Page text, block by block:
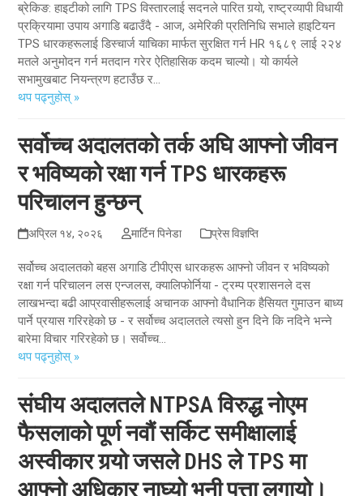
ब्रेकिङ: हाइटीको लागि TPS विस्तारलाई सदनले पारित गर्‍यो, राष्ट्रव्यापी विधायी
प्रक्रियामा उपाय अगाडि बढाउँदै - आज, अमेरिकी प्रतिनिधि सभाले हाइटियन
TPS धारकहरूलाई डिस्चार्ज याचिका मार्फत सुरक्षित गर्न HR १६८९ लाई २२४
मतले अनुमोदन गर्न मतदान गरेर ऐतिहासिक कदम चाल्यो। यो कार्यले
सभामुखबाट नियन्त्रण हटाउँछ र…
थप पढ्नुहोस् »
सर्वोच्च अदालतको तर्क अघि आफ्नो जीवन
र भविष्यको रक्षा गर्न TPS धारकहरू
परिचालन हुन्छन्
अप्रिल १४, २०२६ मार्टिन पिनेडा प्रेस विज्ञप्ति
सर्वोच्च अदालतको बहस अगाडि टीपीएस धारकहरू आफ्नो जीवन र भविष्यको
रक्षा गर्न परिचालन लस एन्जलस, क्यालिफोर्निया - ट्रम्प प्रशासनले दस
लाखभन्दा बढी आप्रवासीहरूलाई अचानक आफ्नो वैधानिक हैसियत गुमाउन बाध्य
पार्ने प्रयास गरिरहेको छ - र सर्वोच्च अदालतले त्यसो हुन दिने कि नदिने भन्ने
बारेमा विचार गरिरहेको छ। सर्वोच्च…
थप पढ्नुहोस् »
संघीय अदालतले NTPSA विरुद्ध नोएम
फैसलाको पूर्ण नवौं सर्किट समीक्षालाई
अस्वीकार गर्‍यो जसले DHS ले TPS मा
आफ्नो अधिकार नाघ्यो भनी पत्ता लगायो।